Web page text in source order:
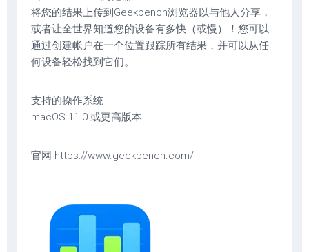
将您的结果上传到Geekbench浏览器以与他人分享，
或者让全世界知道您的设备有多快（或慢）！您可以
通过创建帐户在一个位置跟踪所有结果，并可以从任
何设备轻松找到它们。
支持的操作系统
macOS 11.0 或更高版本
官网 https://www.geekbench.com/